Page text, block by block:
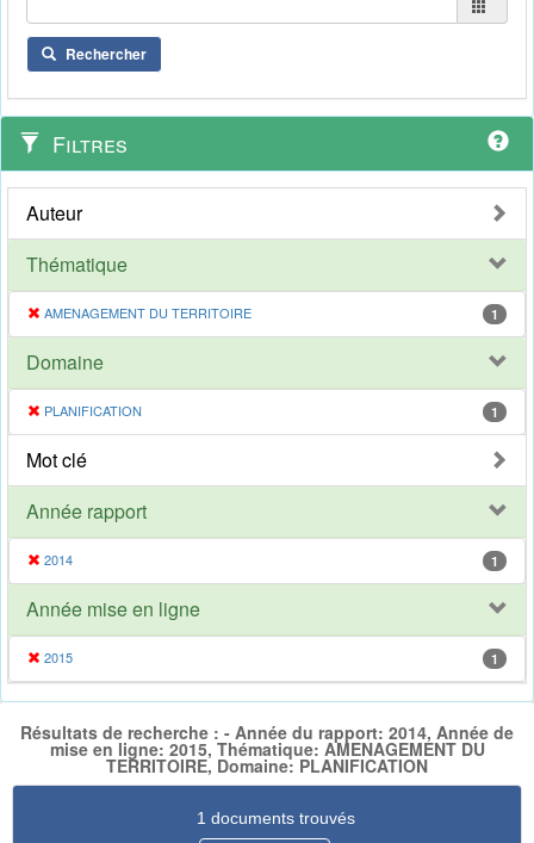
Rechercher
Filtres
Auteur
Thématique
AMENAGEMENT DU TERRITOIRE 1
Domaine
PLANIFICATION 1
Mot clé
Année rapport
2014 1
Année mise en ligne
2015 1
Résultats de recherche : - Année du rapport: 2014, Année de
mise en ligne: 2015, Thématique: AMENAGEMENT DU
TERRITOIRE, Domaine: PLANIFICATION
1 documents trouvés